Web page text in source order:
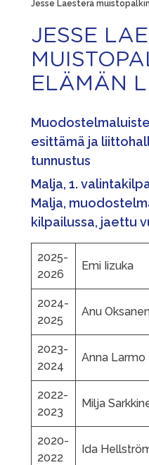
Jesse Laesterä
JESSE
ELÄMÄN
esittämä ja
tunnustus
Malja, 1.
Malja,
kilpailussa, jaettu
2025-
2026
Emi Iizuka
2024-
2025
Anu
2023-
2024
Anna Larmo
2022-
2023
Milja
2020-
2022
Ida